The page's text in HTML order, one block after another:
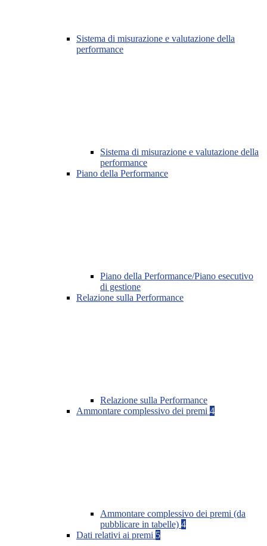
Sistema di misurazione e valutazione della
performance
Sistema di misurazione e valutazione della
performance
Piano della Performance
Piano della Performance/Piano esecutivo
di gestione
Relazione sulla Performance
Relazione sulla Performance
Ammontare complessivo dei premi 4
Ammontare complessivo dei premi (da
pubblicare in tabelle) 4
Dati relativi ai premi 5